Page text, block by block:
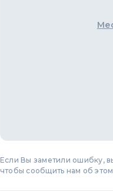
Если Вы заметили ошибку,
чтобы сообщить нам об